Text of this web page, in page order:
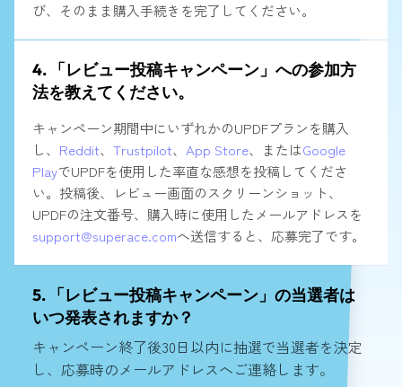
び、そのまま購入手続きを完了してください。
4. 「レビュー投稿キャンペーン」への参加方
法を教えてください。
キャンペーン期間中にいずれかのUPDFプランを購入
し、 Reddit、 Trustpilot、 App Store、またはGoogle
PlayでUPDFを使用した率直な感想を投稿してくださ
い。投稿後、レビュー画面のスクリーンショット、
UPDFの注文番号、購入時に使用したメールアドレスを
support@superace.comへ送信すると、応募完了です。
5. 「レビュー投稿キャンペーン」の当選者は
いつ発表されますか？
キャンペーン終了後30日以内に抽選で当選者を決定
し、応募時のメールアドレスへご連絡します。